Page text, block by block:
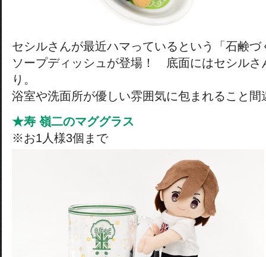
セシルさんが最近ハマっているという「石鹸
ソープディッシュが登場！ 底面にはセシルさ
り。
浴室や洗面所が優しい雰囲気に包まれること間
★寿 嶺二のマググラス
※お1人様3個まで